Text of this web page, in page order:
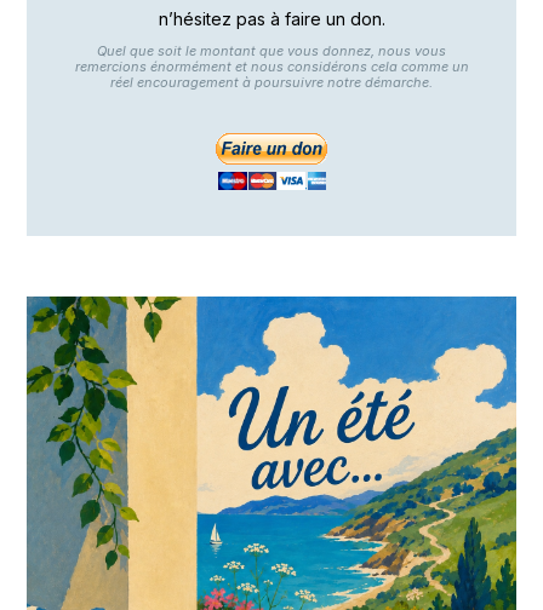
n’hésitez pas à faire un don.
Quel que soit le montant que vous donnez, nous vous
remercions énormément et nous considérons cela comme un
réel encouragement à poursuivre notre démarche.